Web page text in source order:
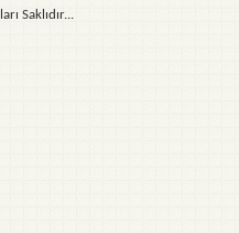
Saklıdır...